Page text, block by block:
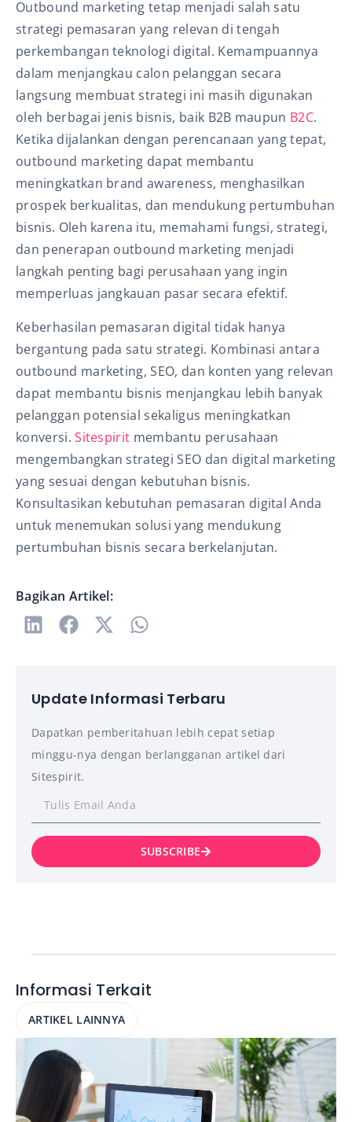
Outbound marketing tetap menjadi salah satu
strategi pemasaran yang relevan di tengah
perkembangan teknologi digital. Kemampuannya
dalam menjangkau calon pelanggan secara
langsung membuat strategi ini masih digunakan
oleh berbagai jenis bisnis, baik B2B maupun B2C.
Ketika dijalankan dengan perencanaan yang tepat,
outbound marketing dapat membantu
meningkatkan brand awareness, menghasilkan
prospek berkualitas, dan mendukung pertumbuhan
bisnis. Oleh karena itu, memahami fungsi, strategi,
dan penerapan outbound marketing menjadi
langkah penting bagi perusahaan yang ingin
memperluas jangkauan pasar secara efektif.
Keberhasilan pemasaran digital tidak hanya
bergantung pada satu strategi. Kombinasi antara
outbound marketing, SEO, dan konten yang relevan
dapat membantu bisnis menjangkau lebih banyak
pelanggan potensial sekaligus meningkatkan
konversi.Sitespirit membantu perusahaan
mengembangkan strategi SEO dan digital marketing
yang sesuai dengan kebutuhan bisnis.
Konsultasikan kebutuhan pemasaran digital Anda
untuk menemukan solusi yang mendukung
pertumbuhan bisnis secara berkelanjutan.
Bagikan Artikel:
Update Informasi Terbaru
Dapatkan pemberitahuan lebih cepat setiap
minggu-nya dengan berlangganan artikel dari
Sitespirit.
SUBSCRIBE
Informasi Terkait
ARTIKEL LAINNYA